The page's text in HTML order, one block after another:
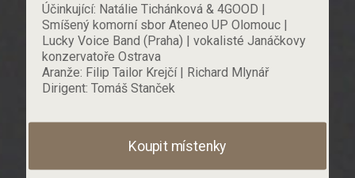
Účinkující: Natálie Tichánková & 4GOOD |
Smíšený komorní sbor Ateneo UP Olomouc |
Lucky Voice Band (Praha) | vokalisté Janáčkovy
konzervatoře Ostrava
Aranže: Filip Tailor Krejčí | Richard Mlynář
Dirigent: Tomáš Stanček
Koupit místenky